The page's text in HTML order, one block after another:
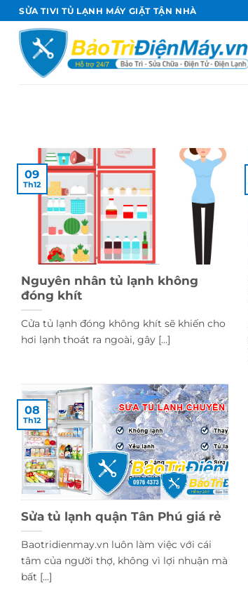
qua
dung
SỬA TIVI TỦ LẠNH MÁY GIẶT TẬN NHÀ
Nguyên nhân tủ lạnh không
đóng khít
Cửa tủ lạnh đóng không khít sẽ khiến cho
hơi lạnh thoát ra ngoài, gây [...]
09
Th12
Sửa tủ lạnh quận Tân Phú giá rẻ
Baotridienmay.vn luôn làm việc với cái
tâm của người thợ, không vì lợi nhuận mà
bất [...]
08
Th12